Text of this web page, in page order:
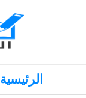
الرئيسية